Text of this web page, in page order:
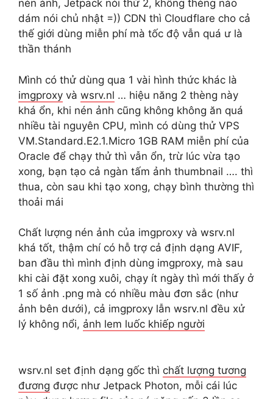
nén ảnh, Jetpack nói thứ 2, không thèng nào
dám nói chủ nhật =)) CDN thì Cloudflare cho cả
thế giới dùng miễn phí mà tốc độ vẫn quá ư là
thần thánh
Mình có thử dùng qua 1 vài hình thức khác là
imgproxy và wsrv.nl … hiệu năng 2 thèng này
khá ổn, khi nén ảnh cũng không không ăn quá
nhiều tài nguyên CPU, mình có dùng thử VPS
VM.Standard.E2.1.Micro 1GB RAM miễn phí của
Oracle để chạy thử thì vẫn ổn, trừ lúc vừa tạo
xong, bạn tạo cả ngàn tấm ảnh thumbnail …. thì
thua, còn sau khi tạo xong, chạy bình thường thì
thoải mái
Chất lượng nén ảnh của imgproxy và wsrv.nl
khá tốt, thậm chí có hỗ trợ cả định dạng AVIF,
ban đầu thì mình định dùng imgproxy, mà sau
khi cài đặt xong xuôi, chạy ít ngày thì mới thấy ở
1 số ảnh .png mà có nhiều màu đơn sắc (như
ảnh bên dưới), cả imgproxy lẫn wsrv.nl đều xử
lý không nổi, ảnh lem luốc khiếp người
wsrv.nl set định dạng gốc thì chất lượng tương
đương được như Jetpack Photon, mỗi cái lúc